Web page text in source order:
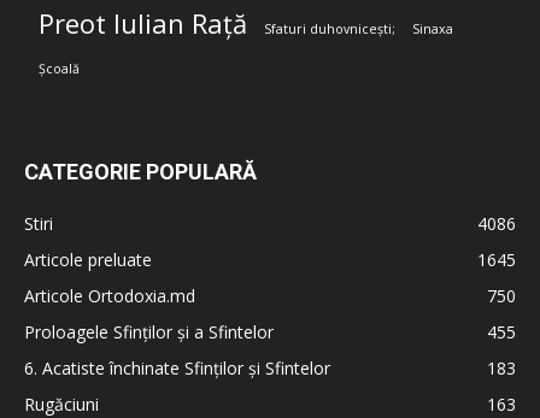
Preot Iulian Rață Sfaturi duhovnicești; Sinaxa
Școală
CATEGORIE POPULARĂ
Stiri
4086
Articole preluate
1645
Articole Ortodoxia.md
750
Proloagele Sfinților și a Sfintelor
455
6. Acatiste închinate Sfinților și Sfintelor
183
Rugăciuni
163